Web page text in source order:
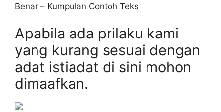
Benar – Kumpulan Contoh Teks
Apabila ada prilaku kami
yang kurang sesuai dengan
adat istiadat di sini mohon
dimaafkan.